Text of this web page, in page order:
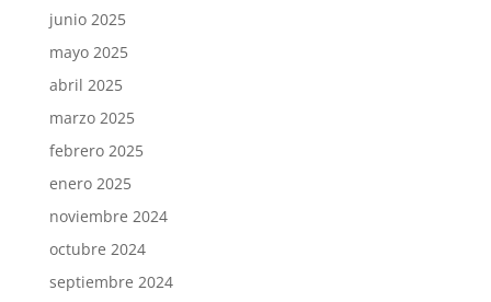
junio 2025
mayo 2025
abril 2025
marzo 2025
febrero 2025
enero 2025
noviembre 2024
octubre 2024
septiembre 2024